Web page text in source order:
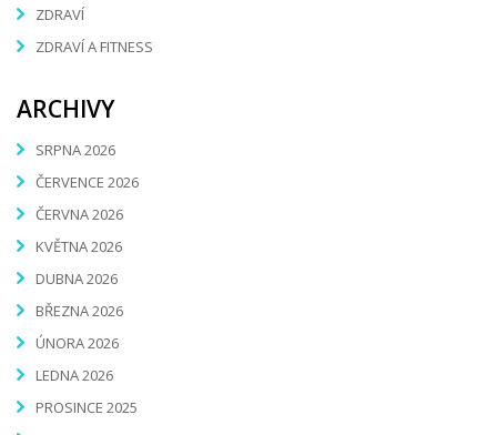
ZDRAVÍ
ZDRAVÍ A FITNESS
ARCHIVY
SRPNA 2026
ČERVENCE 2026
ČERVNA 2026
KVĚTNA 2026
DUBNA 2026
BŘEZNA 2026
ÚNORA 2026
LEDNA 2026
PROSINCE 2025